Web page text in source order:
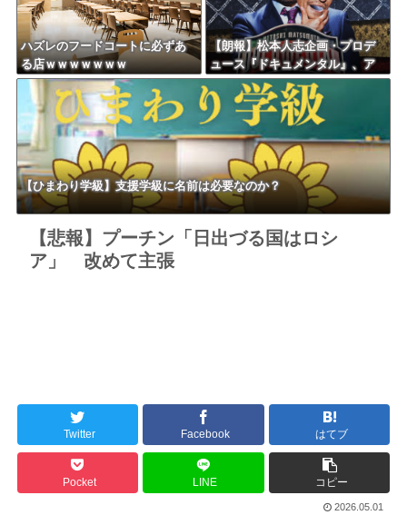
ハズレのフードコートに必ずあ
る店ｗｗｗｗｗｗｗ
【朗報】松本人志企画・プロデ
ュース『ドキュメンタル』、ア
メリカで初の制作が決定！ 海
外タイトル『LOL』として世界2
5ヶ国・地域で展開
【ひまわり学級】支援学級に名前は必要なのか？
【悲報】プーチン「日出づる国はロシ
ア」 改めて主張
Twitter Facebook はてブ
Pocket LINE コピー
2026.05.01